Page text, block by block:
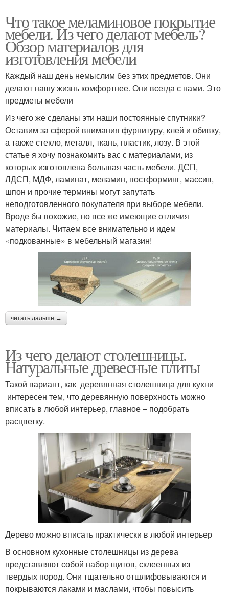
Что такое меламиновое покрытие
мебели. Из чего делают мебель?
Обзор материалов для
изготовления мебели
Каждый наш день немыслим без этих предметов. Они
делают нашу жизнь комфортнее. Они всегда с нами. Это
предметы мебели
Из чего же сделаны эти наши постоянные спутники?
Оставим за сферой внимания фурнитуру, клей и обивку,
а также стекло, металл, ткань, пластик, лозу. В этой
статье я хочу познакомить вас с материалами, из
которых изготовлена большая часть мебели. ДСП,
ЛДСП, МДФ, ламинат, меламин, постформинг, массив,
шпон и прочие термины могут запутать
неподготовленного покупателя при выборе мебели.
Вроде бы похожие, но все же имеющие отличия
материалы. Читаем все внимательно и идем
«подкованные» в мебельный магазин!
читать дальше →
Из чего делают столешницы.
Натуральные древесные плиты
Такой вариант, как деревянная столешница для кухни
интересен тем, что деревянную поверхность можно
вписать в любой интерьер, главное – подобрать
расцветку.
Дерево можно вписать практически в любой интерьер
В основном кухонные столешницы из дерева
представляют собой набор щитов, склеенных из
твердых пород. Они тщательно отшлифовываются и
покрываются лаками и маслами, чтобы повысить